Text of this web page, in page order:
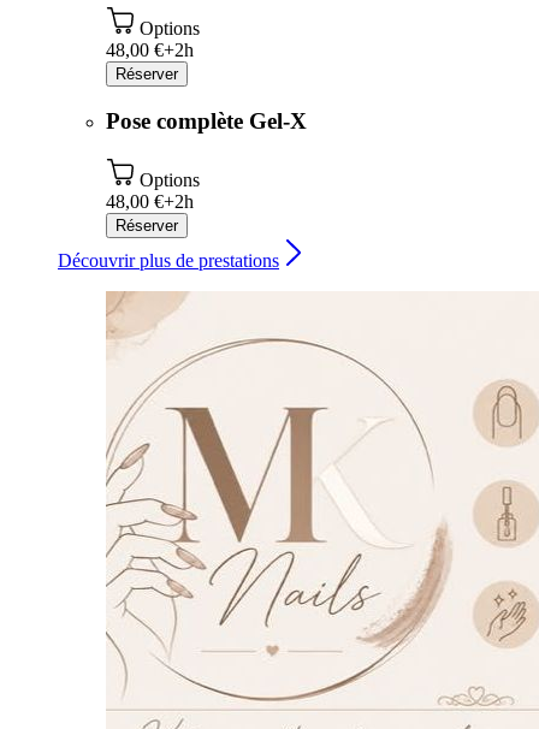
Options
48,00 €+2h
Réserver
Pose complète Gel-X
Options
48,00 €+2h
Réserver
Découvrir plus de prestations